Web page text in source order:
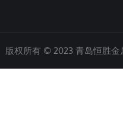
版权所有 © 2023 青岛恒胜